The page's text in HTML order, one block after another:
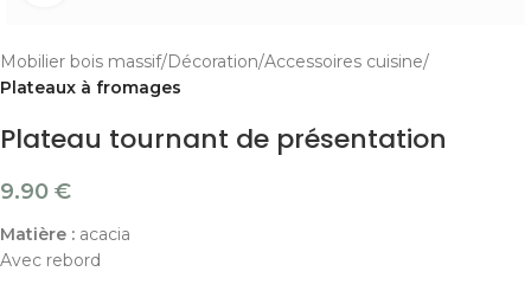
Mobilier bois massif Décoration Accessoires cuisine
Plateaux à fromages
Plateau tournant de présentation
9.90 €
Matière : acacia
Avec rebord